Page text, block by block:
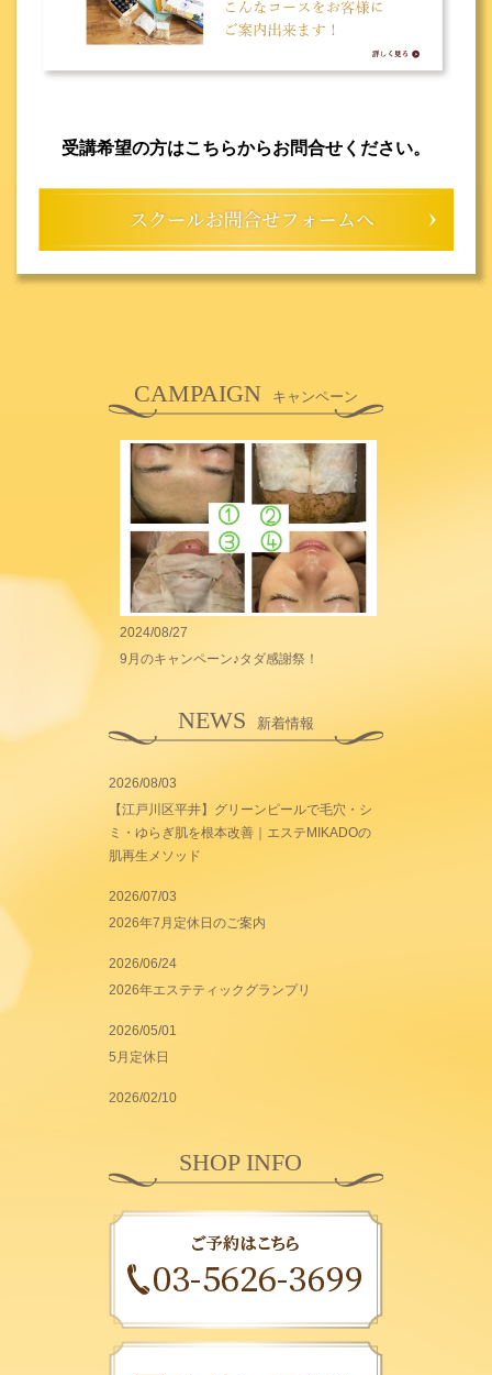
受講希望の方はこちらからお問合せください。
CAMPAIGN キャンペーン
2024/08/27
9月のキャンペーン♪タダ感謝祭！
NEWS 新着情報
2026/08/03
【江戸川区平井】グリーンピールで毛穴・シ
ミ・ゆらぎ肌を根本改善｜エステMIKADOの
肌再生メソッド
2026/07/03
2026年7月定休日のご案内
2026/06/24
2026年エステティックグランプリ
2026/05/01
5月定休日
2026/02/10
SHOP INFO